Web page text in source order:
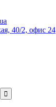
40/2, офис 24